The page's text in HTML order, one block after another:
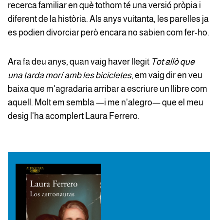
recerca familiar en què tothom té una versió pròpia i
diferent de la història. Als anys vuitanta, les parelles ja
es podien divorciar però encara no sabien com fer-ho.
Ara fa deu anys, quan vaig haver llegit Tot allò que
una tarda morí amb les bicicletes, em vaig dir en veu
baixa que m'agradaria arribar a escriure un llibre com
aquell. Molt em sembla —i me n'alegro— que el meu
desig l'ha acomplert Laura Ferrero.